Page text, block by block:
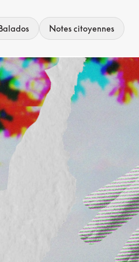
Notes citoyennes